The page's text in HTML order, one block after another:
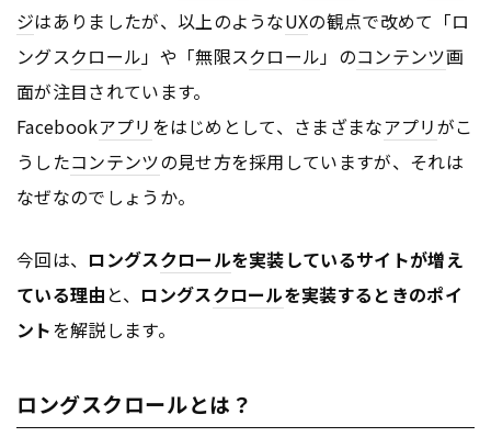
ジはありましたが、以上のようなUXの観点で改めて「ロ
ングスクロール 」や「無限スクロール 」のコンテンツ画
面が注目されています。
Facebookアプリ をはじめとして、さまざまなアプリがこ
うしたコンテンツの見せ方を採用していますが、それは
なぜなのでしょうか。
今回は、 ロングスクロールを実装しているサイトが増え
ている理由 と、 ロングスクロールを実装するときのポイ
ントを解説します。
ロングスクロールとは？